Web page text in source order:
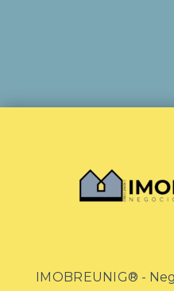
IMOBREUNIG® -